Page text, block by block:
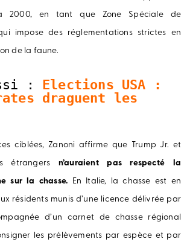
2000, en tant que Zone Spéciale de
impose des réglementations strictes en
de la faune.
:
Elections USA :
draguent les
ciblées, Zanoni affirme que Trump Jr. et
étrangers n’auraient pas respecté la
sur la chasse. En Italie, la chasse est en
résidents munis d’une licence délivrée par
d’un carnet de chasse régional
les prélèvements par espèce et par